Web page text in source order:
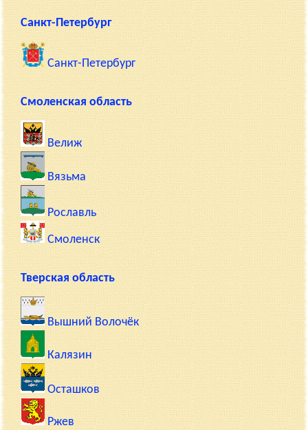
Санкт-Петербург
Санкт-Петербург
Смоленская область
Велиж
Вязьма
Рославль
Смоленск
Тверская область
Вышний Волочёк
Калязин
Осташков
Ржев